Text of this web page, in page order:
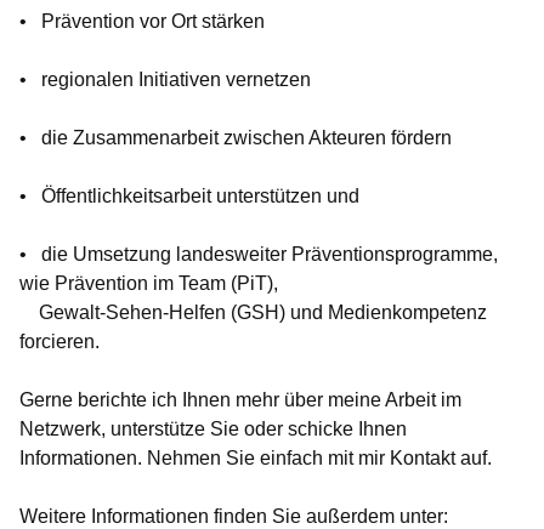
• Prävention vor Ort stärken
• regionalen Initiativen vernetzen
• die Zusammenarbeit zwischen Akteuren fördern
• Öffentlichkeitsarbeit unterstützen und
• die Umsetzung landesweiter Präventionsprogramme,
wie Prävention im Team (PiT),
Gewalt-Sehen-Helfen (GSH) und Medienkompetenz
forcieren.
Gerne berichte ich Ihnen mehr über meine Arbeit im
Netzwerk, unterstütze Sie oder schicke Ihnen
Informationen. Nehmen Sie einfach mit mir Kontakt auf.
Weitere Informationen finden Sie außerdem unter: